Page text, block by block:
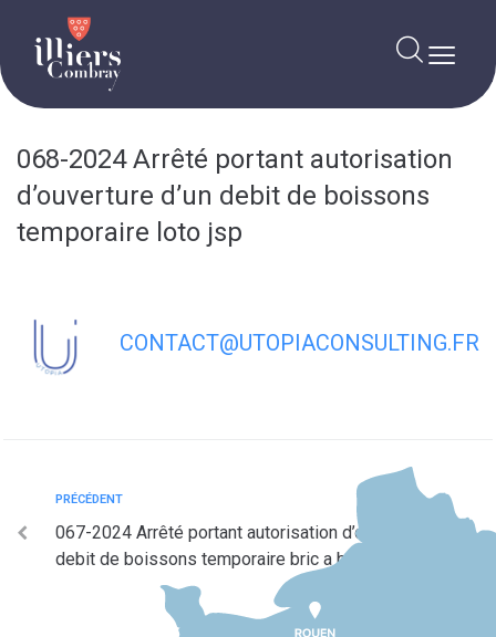
068-2024 Arrêté portant autorisation
d’ouverture d’un debit de boissons
temporaire loto jsp
CONTACT@UTOPIACONSULTING.FR
PRÉCÉDENT
067-2024 Arrêté portant autorisation d’ouverture d’un
debit de boissons temporaire bric a brac asspic